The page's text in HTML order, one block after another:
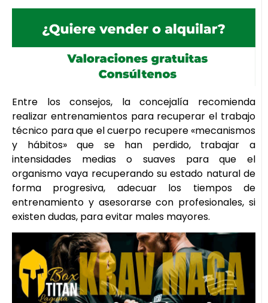
Entre los consejos, la concejalía recomienda
realizar entrenamientos para recuperar el trabajo
técnico para que el cuerpo recupere «mecanismos
y hábitos» que se han perdido, trabajar a
intensidades medias o suaves para que el
organismo vaya recuperando su estado natural de
forma progresiva, adecuar los tiempos de
entrenamiento y asesorarse con profesionales, si
existen dudas, para evitar males mayores.